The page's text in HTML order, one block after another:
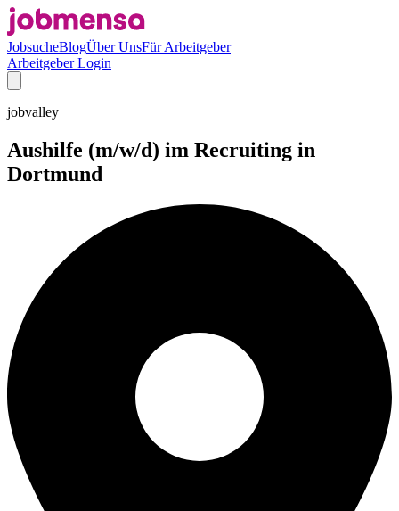
JobsucheBlogÜber UnsFür Arbeitgeber
Arbeitgeber Login
jobvalley
Aushilfe (m/w/d) im Recruiting in
Dortmund